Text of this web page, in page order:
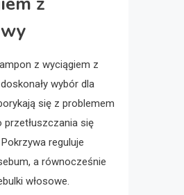
z wyciągiem z
wybór dla
się z problemem
przetłuszczania się
reguluje
a równocześnie
włosowe.